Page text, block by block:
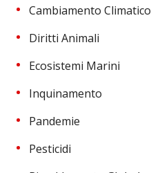
Cambiamento Climatico
Diritti Animali
Ecosistemi Marini
Inquinamento
Pandemie
Pesticidi